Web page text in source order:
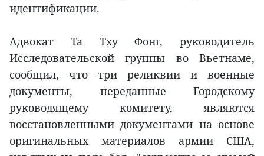
идентификации.
Адвокат Та Тху Фонг, руководитель
Исследовательской группы во Вьетнаме,
сообщил, что три реликвии и военные
документы, переданные Городскому
руководящему комитету, являются
восстановленными документами на основе
оригинальных материалов армии США,